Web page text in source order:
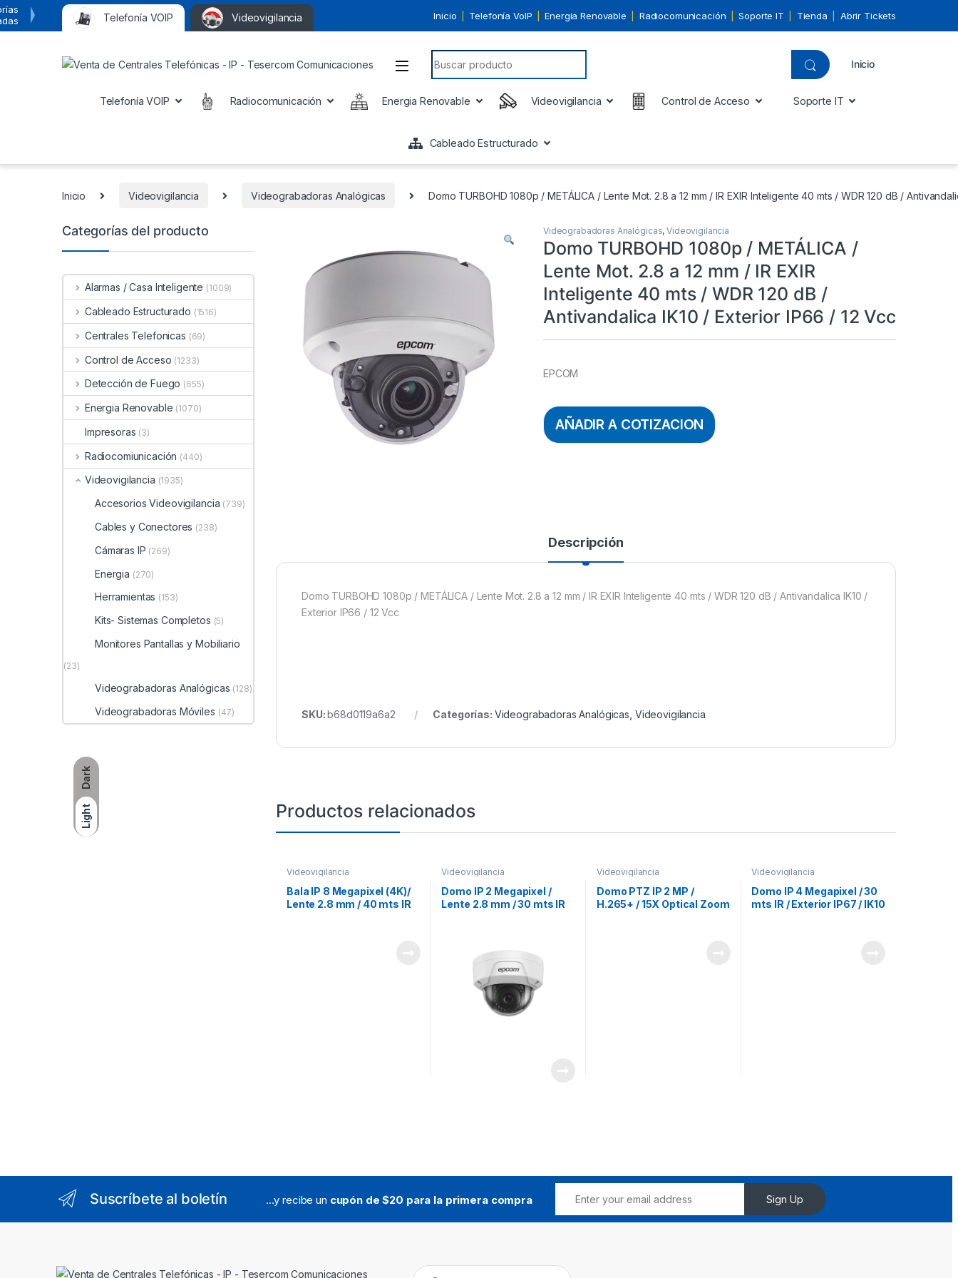
Dark
Light
Telefonía VOIP Videovigilancia Inicio Telefonía VoIP Energia Renovable Radiocomunicación Soporte IT Tienda Abrir Tickets
Search for:
Inicio
Telefonía VOIP Radiocomunicación Energia Renovable Videovigilancia Control de Acceso Soporte IT
Cableado Estructurado
Inicio Videovigilancia Videograbadoras Analógicas Domo TURBOHD 1080p / METÁLICA / Lente Mot. 2.8 a 12 mm / IR EXIR Inteligente 40 mts / WDR 120 dB /
Videograbadoras Analógicas,Videovigilancia
Domo TURBOHD 1080p / METÁLICA /
Lente Mot. 2.8 a 12 mm / IR EXIR
Inteligente 40 mts / WDR 120 dB /
Antivandalica IK10 / Exterior IP66 / 12 Vcc
EPCOM
AÑADIR A COTIZACION
Descripción
Domo TURBOHD 1080p / METÁLICA / Lente Mot. 2.8 a 12 mm / IR EXIR Inteligente 40 mts / WDR 120 dB / Antivandalica IK10 /
Exterior IP66 / 12 Vcc
SKU:b68d0119a6a2 Categorías: Videograbadoras Analógicas Videovigilancia
Productos relacionados
Videovigilancia
Bala IP 8 Megapixel (4K)/
Lente 2.8 mm / 40 mts IR
Videovigilancia
Domo IP 2 Megapixel /
Lente 2.8 mm / 30 mts IR
Videovigilancia
Domo PTZ IP 2 MP /
H.265+ / 15X Optical Zoom
Videovigilancia
Domo IP 4 Megapixel / 30
mts IR / Exterior IP67 / IK10
Categorías del producto
Alarmas / Casa Inteligente (1009)
Cableado Estructurado (1516)
Centrales Telefonicas (69)
Control de Acceso (1233)
Detección de Fuego (655)
Energia Renovable (1070)
Impresoras (3)
Radiocomiunicación (440)
Videovigilancia (1935)
Accesorios Videovigilancia (739)
Cables y Conectores (238)
Cámaras IP (269)
Energia (270)
Herramientas (153)
Kits- Sistemas Completos (5)
Monitores Pantallas y Mobiliario
(23)
Videograbadoras Analógicas (128)
Videograbadoras Móviles (47)
Suscríbete al boletín ...y recibe un cupón de $20 para la primera compra Sign Up
Buscar: